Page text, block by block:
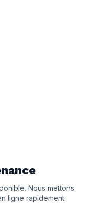
Nous mettons
ligne rapidement.